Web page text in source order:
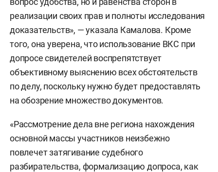
производство.
16 марта 2026 года завершилось ознакомление с
материалами уголовного дела, которое было
направлено прокуратурой для рассмотрения по
существу в Советский районный суд Казани.
реализации своих прав и полноты исследования
доказательств», — указала Камалова. Кроме
того, она уверена, что использование ВКС при
допросе свидетелей воспрепятствует
объективному выяснению всех обстоятельств
по делу, поскольку нужно будет предоставлять
на обозрение множество документов.
«Рассмотрение дела вне региона нахождения
основной массы участников неизбежно
повлечет затягивание судебного
разбирательства, формализацию допроса, как